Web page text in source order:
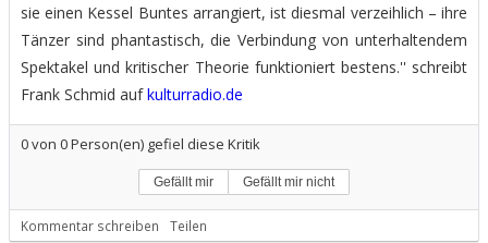
sie einen Kessel Buntes arrangiert, ist diesmal verzeihlich – ihre
Tänzer sind phantastisch, die Verbindung von unterhaltendem
Spektakel und kritischer Theorie funktioniert bestens.'' schreibt
Frank Schmid aufkulturradio.de
0von 0Person(en) gefiel diese Kritik
Gefällt mir Gefällt mir nicht
Kommentar schreiben Teilen